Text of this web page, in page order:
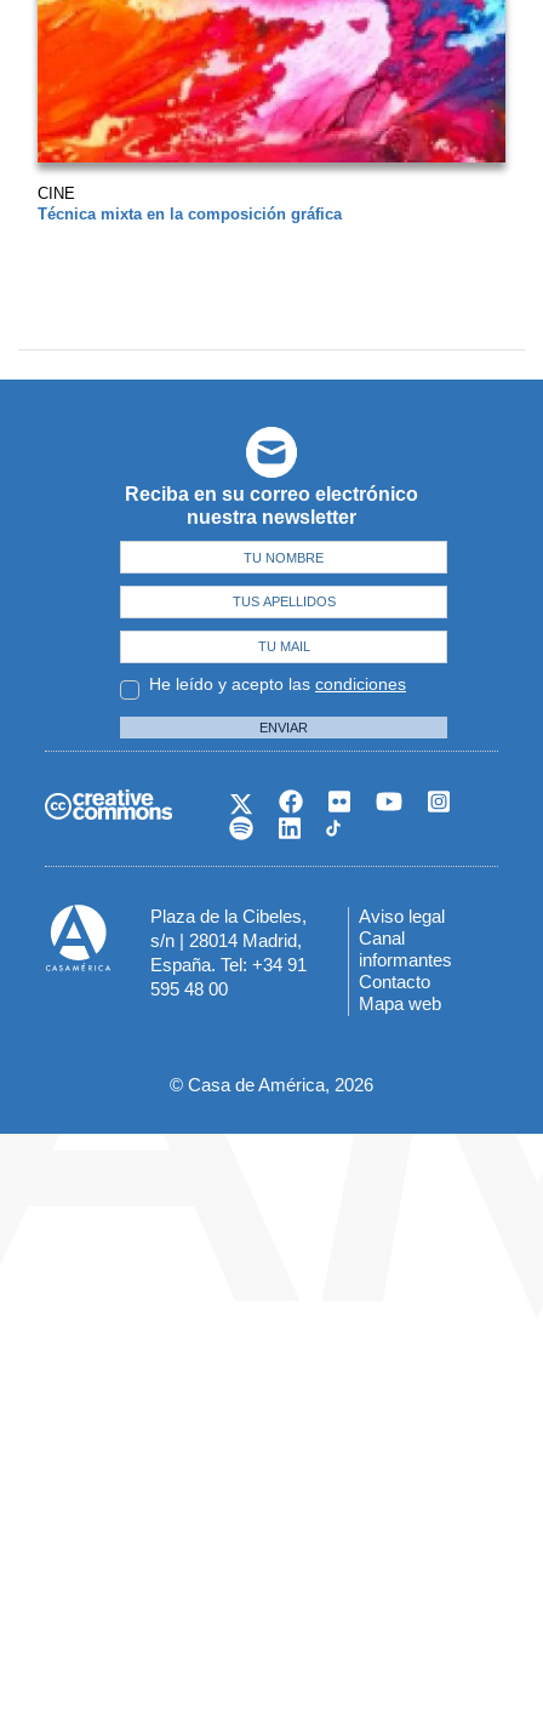
CINE
Técnica mixta en la composición gráfica
Reciba en su correo electrónico
nuestra newsletter
He leído y acepto las condiciones
ENVIAR
Plaza de la Cibeles,
s/n | 28014 Madrid,
España. Tel: +34 91
595 48 00
Menú
del
pie
Aviso legal
Canal
informantes
Contacto
Mapa web
© Casa de América, 2026